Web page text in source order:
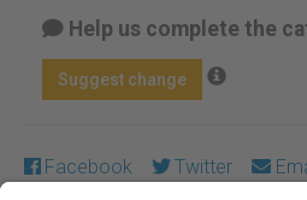
Help us complete the
Suggest change
Facebook Twitter